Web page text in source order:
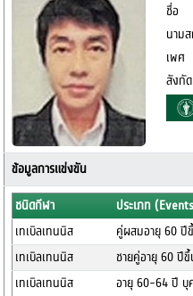
ชื่อ
นาม
เพศ
สังกัด
ข้อมูลการแข่งขัน
ชนิดกีฬา
ประเภท
เทเบิลเทนนิส
คู่ผสมอายุ 60 ปี
เทเบิลเทนนิส
ชายคู่อายุ 60 ปี
เทเบิลเทนนิส
อายุ 60-64 ปี บุ